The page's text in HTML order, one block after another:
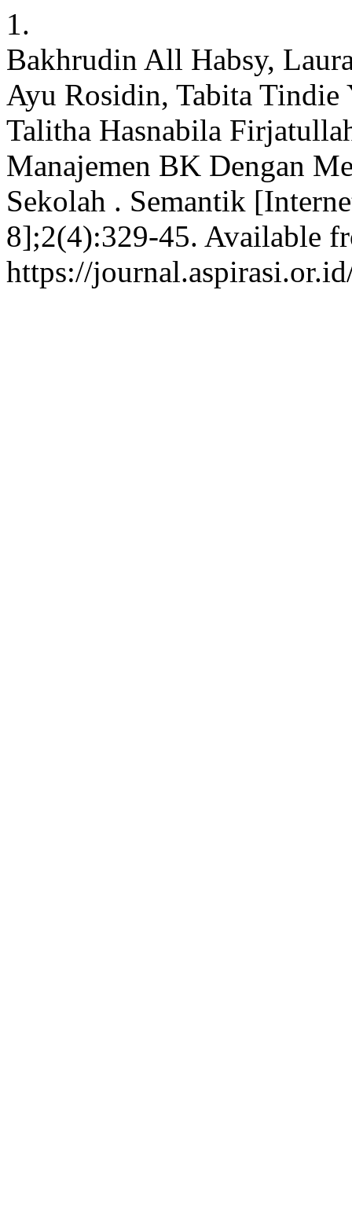
1.
Bakhrudin All Habsy,
Ayu Rosidin, Tabita
Talitha Hasnabila
Manajemen BK Dengan
Sekolah . Semantik
8];2(4):329-45. Available
https://